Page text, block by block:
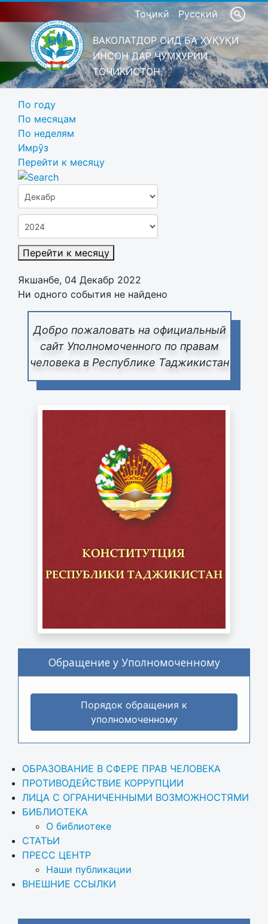
Тоҷикӣ Русский
ВАКОЛАТДОР ОИД БА ҲУҚУҚИ
ИНСОН ДАР ҶУМҲУРИИ
ТОҶИКИСТОН
Добро пожаловать на официальный
сайт Уполномоченного по правам
человека в Республике Таджикистан
Обращение у Уполномоченному
Порядок обращения к
уполномоченному
ОБРАЗОВАНИЕ В СФЕРЕ ПРАВ ЧЕЛОВЕКА
ПРОТИВОДЕЙСТВИЕ КОРРУПЦИИ
ЛИЦА С ОГРАНИЧЕННЫМИ ВОЗМОЖНОСТЯМИ
БИБЛИОТЕКА
О библиотеке
СТАТЬИ
ПРЕСС ЦЕНТР
Наши публикации
ВНЕШНИЕ ССЫЛКИ
По году
По месяцам
По неделям
Имрӯз
Перейти к месяцу
Перейти к месяцу
Якшанбе, 04 Декабр 2022
Ни одного события не найдено